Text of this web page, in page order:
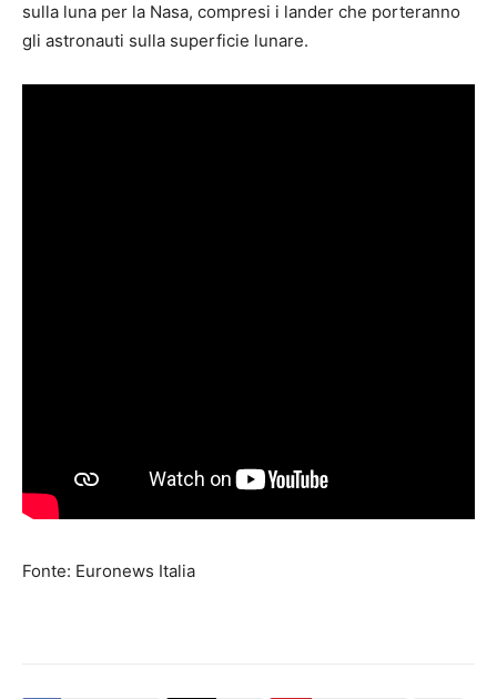
sulla luna per la Nasa, compresi i lander che porteranno
gli astronauti sulla superficie lunare.
Fonte: Euronews Italia